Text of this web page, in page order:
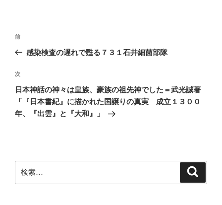
投
ビ
ゲ
ー
シ
前
の
稿
前
感染検査の遅れで甦る７３１石井細菌部隊
次
の
投
稿
次
日本神話の神々は皇族、豪族の祖先神でした＝武光誠著
「『日本書紀』に描かれた国譲りの真実 成立１３００
年、『出雲』と『大和』」
索: